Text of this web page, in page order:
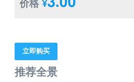
价格 ¥
立即购买
推荐全景